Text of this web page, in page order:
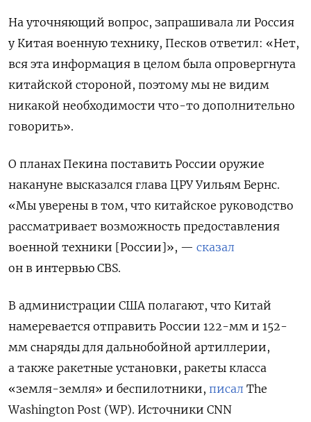
На уточняющий вопрос, запрашивала ли Россия
у Китая военную технику, Песков ответил: «Нет,
вся эта информация в целом была опровергнута
китайской стороной, поэтому мы не видим
никакой необходимости что-то дополнительно
говорить».
О планах Пекина поставить России оружие
накануне высказался глава ЦРУ Уильям Бернс.
«Мы уверены в том, что китайское руководство
рассматривает возможность предоставления
военной техники [России]», — сказал
он в интервью CBS.
В администрации США полагают, что Китай
намеревается отправить России 122-мм и 152-
мм снаряды для дальнобойной артиллерии,
а также ракетные установки, ракеты класса
«земля-земля» и беспилотники, писал The
Washington Post (WP). Источники CNN